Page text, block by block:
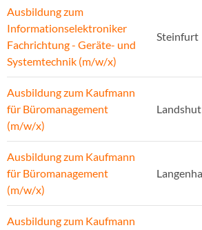
Ausbildung zum
Informationselektroniker
Fachrichtung - Geräte- und
Systemtechnik (m/w/x)
Steinfurt
Ausbildung zum Kaufmann
für Büromanagement
(m/w/x)
Landshut
Ausbildung zum Kaufmann
für Büromanagement
(m/w/x)
Ausbildung zum Kaufmann